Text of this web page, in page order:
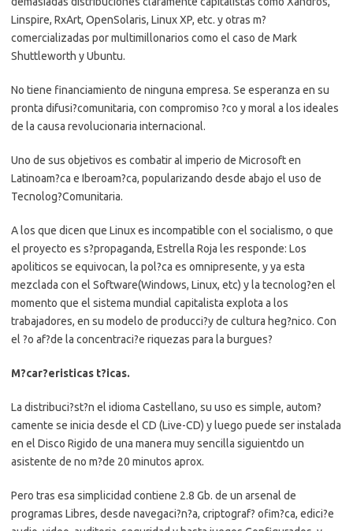
Linspire, RxArt, OpenSolaris, Linux XP, etc. y otras m?
comercializadas por multimillonarios como el caso de Mark
Shuttleworth y Ubuntu.
No tiene financiamiento de ninguna empresa. Se esperanza en su
pronta difusi?comunitaria, con compromiso ?co y moral a los ideales
de la causa revolucionaria internacional.
Uno de sus objetivos es combatir al imperio de Microsoft en
Latinoam?ca e Iberoam?ca, popularizando desde abajo el uso de
Tecnolog?Comunitaria.
A los que dicen que Linux es incompatible con el socialismo, o que
el proyecto es s?propaganda, Estrella Roja les responde: Los
apoliticos se equivocan, la pol?ca es omnipresente, y ya esta
mezclada con el Software(Windows, Linux, etc) y la tecnolog?en el
momento que el sistema mundial capitalista explota a los
trabajadores, en su modelo de producci?y de cultura heg?nico. Con
el ?o af?de la concentraci?e riquezas para la burgues?
M?car?eristicas t?icas.
La distribuci?st?n el idioma Castellano, su uso es simple, autom?
camente se inicia desde el CD (Live-CD) y luego puede ser instalada
en el Disco Rigido de una manera muy sencilla siguientdo un
asistente de no m?de 20 minutos aprox.
Pero tras esa simplicidad contiene 2.8 Gb. de un arsenal de
programas Libres, desde navegaci?n?a, criptograf? ofim?ca, edici?e